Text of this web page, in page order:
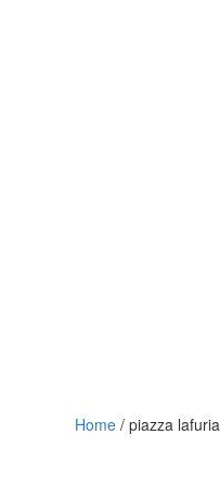
Home / piazza lafuria